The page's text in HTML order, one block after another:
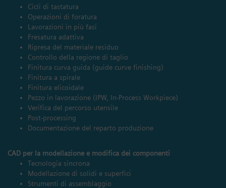
Cicli di tastatura
Operazioni di foratura
Lavorazioni in più fasi
Fresatura adattiva
Ripresa del materiale residuo
Controllo della regione di taglio
Finitura curva guida (guide curve finishing)
Finitura a spirale
Finitura elicoidale
Pezzo in lavorazione (IPW, In-Process Workpiece)
Verifica del percorso utensile
Post-processing
Documentazione del reparto produzione
CAD per la modellazione e modifica dei componenti
Tecnologia sincrona
Modellazione di solidi e superfici
Strumenti di assemblaggio